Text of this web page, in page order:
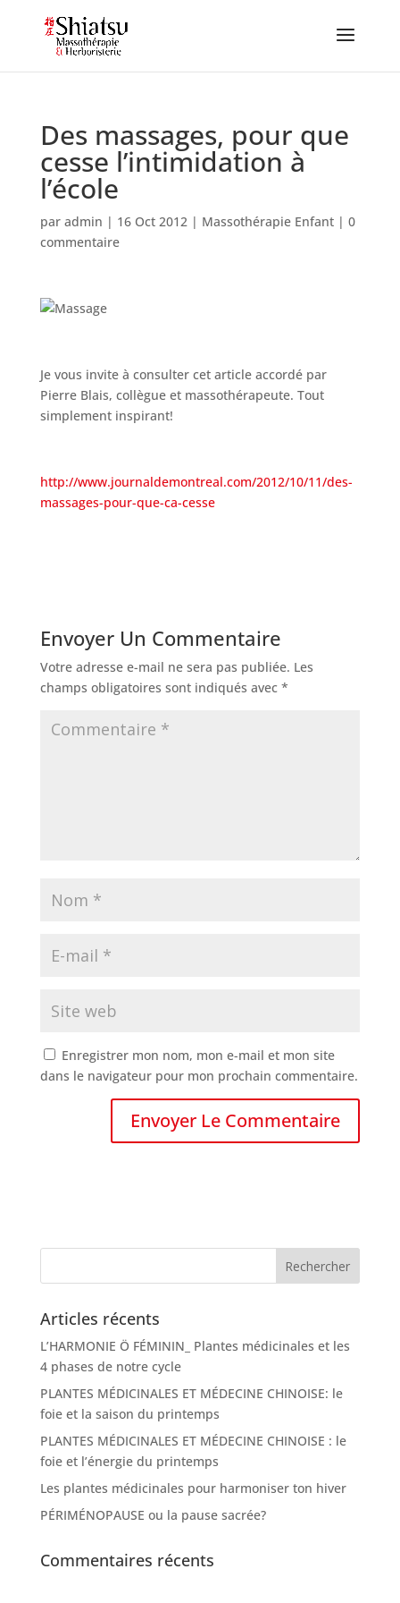
Des massages, pour que
cesse l’intimidation à
l’école
par admin | 16 Oct 2012| Massothérapie Enfant| 0
commentaire
Je vous invite à consulter cet article accordé par
Pierre Blais, collègue et massothérapeute. Tout
simplement inspirant!
http://www.journaldemontreal.com/2012/10/11/des-
massages-pour-que-ca-cesse
Envoyer Un Commentaire
Votre adresse e-mail ne sera pas publiée. Les
champs obligatoires sont indiqués avec *
Enregistrer mon nom, mon e-mail et mon site
dans le navigateur pour mon prochain commentaire.
Articles récents
L’HARMONIE Ö FÉMININ_ Plantes médicinales et les
4 phases de notre cycle
PLANTES MÉDICINALES ET MÉDECINE CHINOISE: le
foie et la saison du printemps
PLANTES MÉDICINALES ET MÉDECINE CHINOISE : le
foie et l’énergie du printemps
Les plantes médicinales pour harmoniser ton hiver
PÉRIMÉNOPAUSE ou la pause sacrée?
Commentaires récents